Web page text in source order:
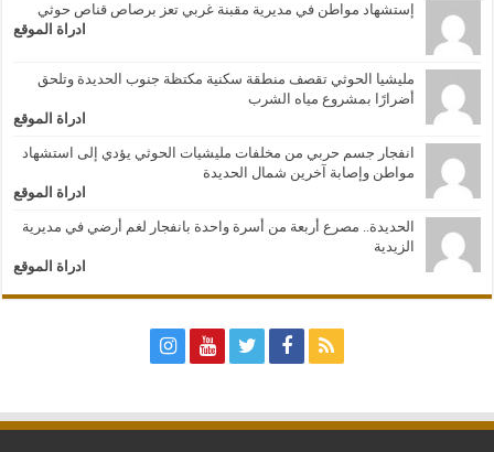
إستشهاد مواطن في مديرية مقبنة غربي تعز برصاص قناص حوثي
ادراة الموقع
مليشيا الحوثي تقصف منطقة سكنية مكتظة جنوب الحديدة وتلحق
أضرارًا بمشروع مياه الشرب
ادراة الموقع
انفجار جسم حربي من مخلفات مليشيات الحوثي يؤدي إلى استشهاد
مواطن وإصابة آخرين شمال الحديدة
ادراة الموقع
الحديدة.. مصرع أربعة من أسرة واحدة بانفجار لغم أرضي في مديرية
الزيدية
ادراة الموقع